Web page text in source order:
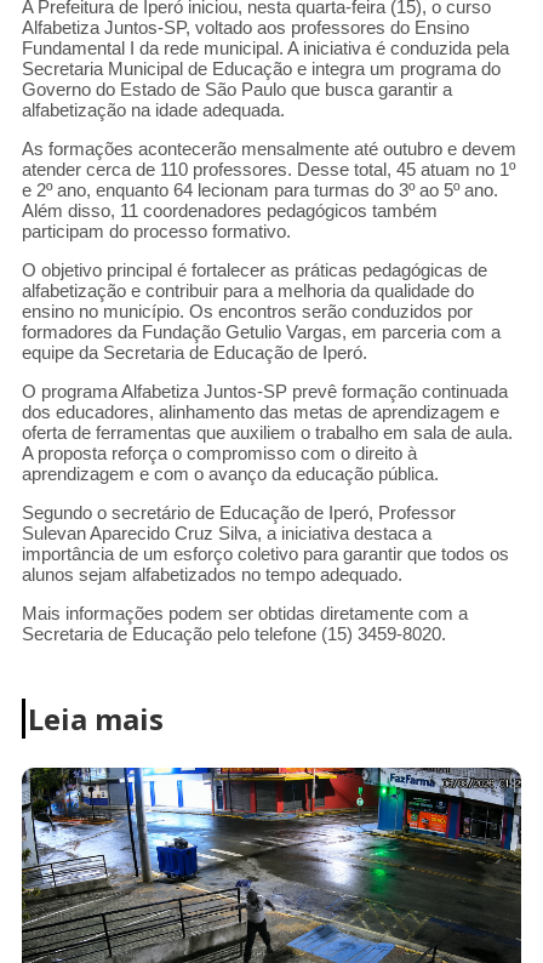
A Prefeitura de Iperó iniciou, nesta quarta-feira (15), o curso
Alfabetiza Juntos-SP, voltado aos professores do Ensino
Fundamental I da rede municipal. A iniciativa é conduzida pela
Secretaria Municipal de Educação e integra um programa do
Governo do Estado de São Paulo que busca garantir a
alfabetização na idade adequada.
As formações acontecerão mensalmente até outubro e devem
atender cerca de 110 professores. Desse total, 45 atuam no 1º
e 2º ano, enquanto 64 lecionam para turmas do 3º ao 5º ano.
Além disso, 11 coordenadores pedagógicos também
participam do processo formativo.
O objetivo principal é fortalecer as práticas pedagógicas de
alfabetização e contribuir para a melhoria da qualidade do
ensino no município. Os encontros serão conduzidos por
formadores da Fundação Getulio Vargas, em parceria com a
equipe da Secretaria de Educação de Iperó.
O programa Alfabetiza Juntos-SP prevê formação continuada
dos educadores, alinhamento das metas de aprendizagem e
oferta de ferramentas que auxiliem o trabalho em sala de aula.
A proposta reforça o compromisso com o direito à
aprendizagem e com o avanço da educação pública.
Segundo o secretário de Educação de Iperó, Professor
Sulevan Aparecido Cruz Silva, a iniciativa destaca a
importância de um esforço coletivo para garantir que todos os
alunos sejam alfabetizados no tempo adequado.
Mais informações podem ser obtidas diretamente com a
Secretaria de Educação pelo telefone (15) 3459-8020.
Leia mais